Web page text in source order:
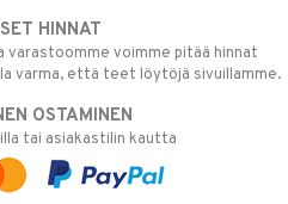
HINNAT
voimme pitää hinnat
varma, että teet löytöjä sivuillamme.
OSTAMINEN
tai asiakastilin kautta